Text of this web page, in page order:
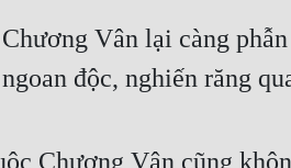
Vân lại càng
độc, nghiến răng
Chương Vân cũng